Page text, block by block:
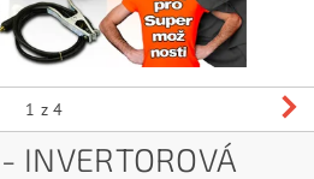
1 z 4
INVERTOROVÁ